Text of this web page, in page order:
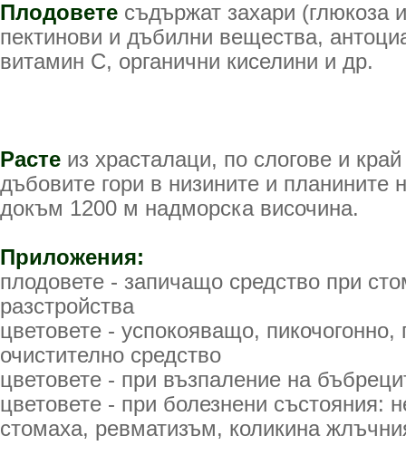
Плодовете съдържат захари (глюкоза
пектинови и дъбилни вещества,
витамин С, органични киселини и др.
Расте из храсталаци, по слогове и
дъбовите гори в низините и планините
докъм 1200 м надморска височина.
Приложения:
плодовете - запичащо средство при
разстройства
цветовете - успокояващо, пикочогонно,
очистително средство
цветовете - при възпаление на
цветовете - при болезнени състояния:
стомаха, ревматизъм, коликина